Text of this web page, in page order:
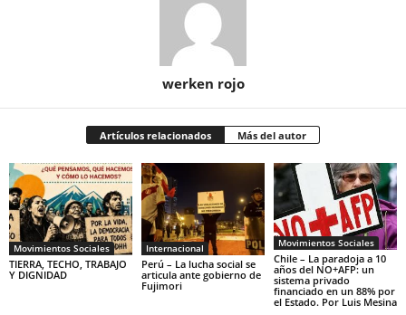
werken rojo
Artículos relacionados Más del autor
Movimientos Sociales
TIERRA, TECHO, TRABAJO
Y DIGNIDAD
Internacional
Perú – La lucha social se
articula ante gobierno de
Fujimori
Movimientos Sociales
Chile – La paradoja a 10
años del NO+AFP: un
sistema privado
financiado en un 88% por
el Estado. Por Luis Mesina